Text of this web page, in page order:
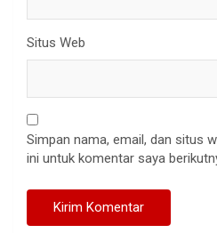
Situs Web
Simpan nama, email, dan situs
ini untuk komentar saya